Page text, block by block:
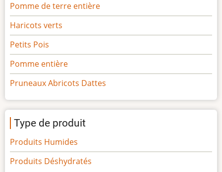
Pomme de terre entière
Haricots verts
Petits Pois
Pomme entière
Pruneaux Abricots Dattes
Type de produit
Produits Humides
Produits Déshydratés